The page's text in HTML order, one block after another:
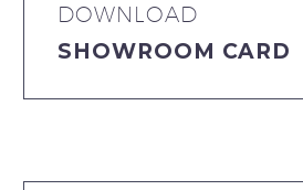
DOWNLOAD
SHOWROOM CARD